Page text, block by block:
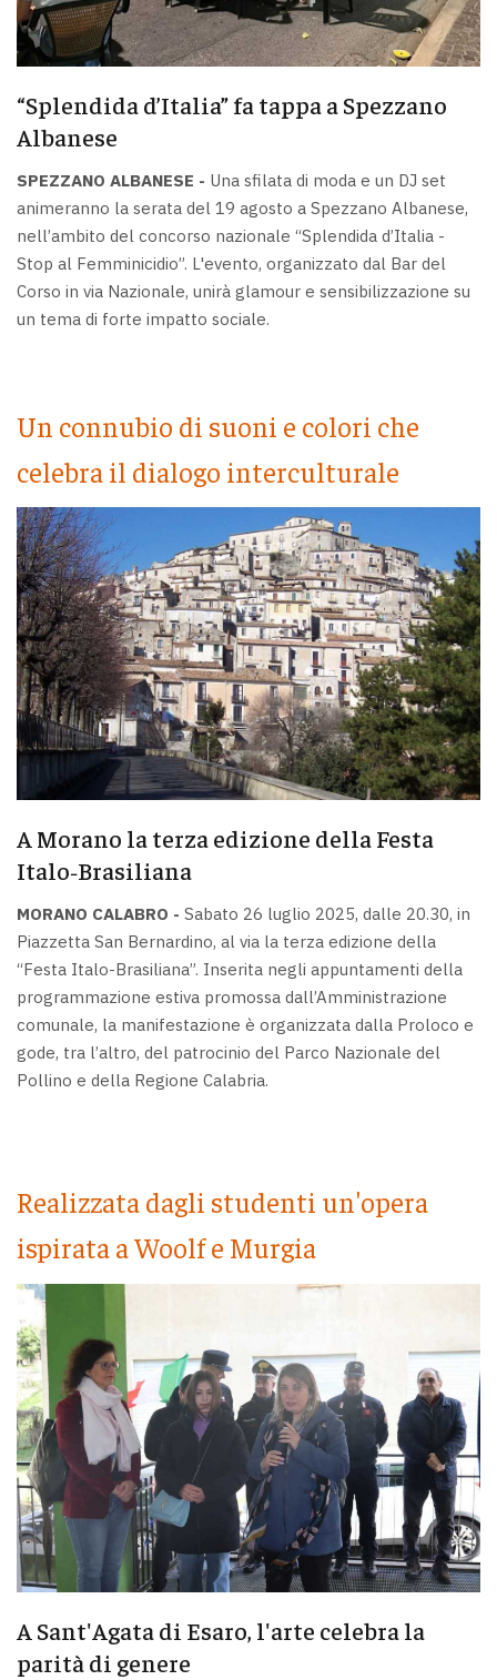
“Splendida d’Italia” fa tappa a Spezzano
Albanese
SPEZZANO ALBANESE - Una sfilata di moda e un DJ set
animeranno la serata del 19 agosto a Spezzano Albanese,
nell’ambito del concorso nazionale “Splendida d’Italia -
Stop al Femminicidio”. L'evento, organizzato dal Bar del
Corso in via Nazionale, unirà glamour e sensibilizzazione su
un tema di forte impatto sociale.
Un connubio di suoni e colori che
celebra il dialogo interculturale
A Morano la terza edizione della Festa
Italo‑Brasiliana
MORANO CALABRO - Sabato 26 luglio 2025, dalle 20.30, in
Piazzetta San Bernardino, al via la terza edizione della
“Festa Italo-Brasiliana”. Inserita negli appuntamenti della
programmazione estiva promossa dall’Amministrazione
comunale, la manifestazione è organizzata dalla Proloco e
gode, tra l’altro, del patrocinio del Parco Nazionale del
Pollino e della Regione Calabria.
Realizzata dagli studenti un'opera
ispirata a Woolf e Murgia
A Sant'Agata di Esaro, l'arte celebra la
parità di genere